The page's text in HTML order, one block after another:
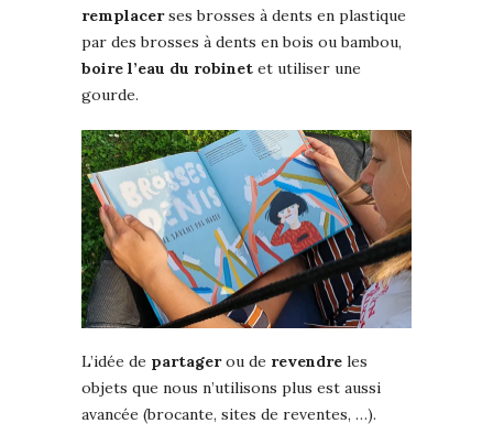
remplacerses brosses à dents en plastique
par des brosses à dents en bois ou bambou,
boire l’eau du robinet et utiliser une
gourde.
L’idée de partagerou de revendre les
objets que nous n’utilisons plus est aussi
avancée (brocante, sites de reventes, …).